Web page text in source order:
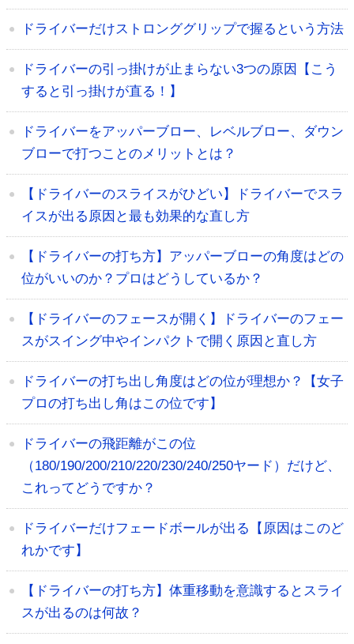
ドライバーだけストロンググリップで握るという方法
ドライバーの引っ掛けが止まらない3つの原因【こう
すると引っ掛けが直る！】
ドライバーをアッパーブロー、レベルブロー、ダウン
ブローで打つことのメリットとは？
【ドライバーのスライスがひどい】ドライバーでスラ
イスが出る原因と最も効果的な直し方
【ドライバーの打ち方】アッパーブローの角度はどの
位がいいのか？プロはどうしているか？
【ドライバーのフェースが開く】ドライバーのフェー
スがスイング中やインパクトで開く原因と直し方
ドライバーの打ち出し角度はどの位が理想か？【女子
プロの打ち出し角はこの位です】
ドライバーの飛距離がこの位
（180/190/200/210/220/230/240/250ヤード）だけど、
これってどうですか？
ドライバーだけフェードボールが出る【原因はこのど
れかです】
【ドライバーの打ち方】体重移動を意識するとスライ
スが出るのは何故？